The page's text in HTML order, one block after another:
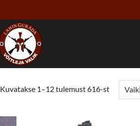
Kuvatakse 1–12 tulemust 616-st